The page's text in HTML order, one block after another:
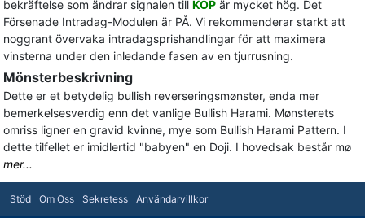
bekräftelse som ändrar signalen till KÖP är mycket hög. Det
Försenade Intradag-Modulen är PÅ. Vi rekommenderar starkt att
noggrant övervaka intradagsprishandlingar för att maximera
vinsterna under den inledande fasen av en tjurrusning.
Mönsterbeskrivning
Dette er et betydelig bullish reverseringsmønster, enda mer
bemerkelsesverdig enn det vanlige Bullish Harami. Mønsterets
omriss ligner en gravid kvinne, mye som Bullish Harami Pattern. I
dette tilfellet er imidlertid "babyen" en Doji. I hovedsak består mø
mer...
Stöd Om Oss Sekretess Användarvillkor